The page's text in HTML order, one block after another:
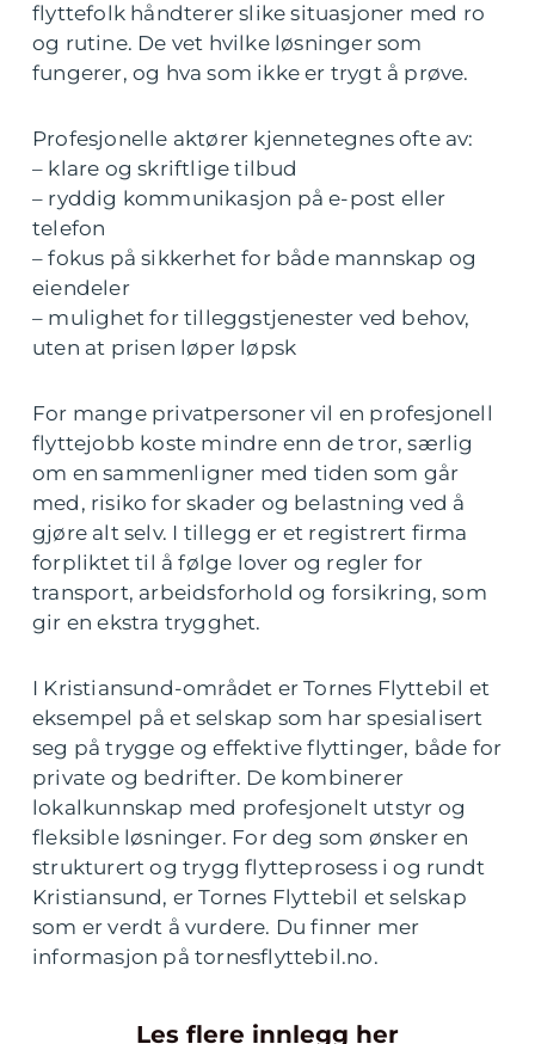
flyttefolk håndterer slike situasjoner med ro
og rutine. De vet hvilke løsninger som
fungerer, og hva som ikke er trygt å prøve.
Profesjonelle aktører kjennetegnes ofte av:
– klare og skriftlige tilbud
– ryddig kommunikasjon på e-post eller
telefon
– fokus på sikkerhet for både mannskap og
eiendeler
– mulighet for tilleggstjenester ved behov,
uten at prisen løper løpsk
For mange privatpersoner vil en profesjonell
flyttejobb koste mindre enn de tror, særlig
om en sammenligner med tiden som går
med, risiko for skader og belastning ved å
gjøre alt selv. I tillegg er et registrert firma
forpliktet til å følge lover og regler for
transport, arbeidsforhold og forsikring, som
gir en ekstra trygghet.
I Kristiansund-området er Tornes Flyttebil et
eksempel på et selskap som har spesialisert
seg på trygge og effektive flyttinger, både for
private og bedrifter. De kombinerer
lokalkunnskap med profesjonelt utstyr og
fleksible løsninger. For deg som ønsker en
strukturert og trygg flytteprosess i og rundt
Kristiansund, er Tornes Flyttebil et selskap
som er verdt å vurdere. Du finner mer
informasjon på tornesflyttebil.no.
Les flere innlegg her